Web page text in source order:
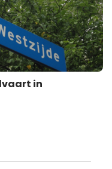
in